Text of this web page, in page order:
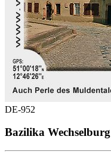
DE-952
Bazilika Wechselburg